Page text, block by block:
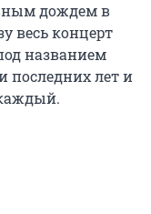
дождем в
весь концерт
названием
последних лет и